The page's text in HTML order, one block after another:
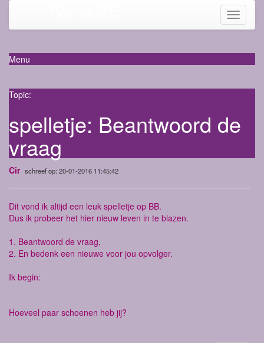
Toggle
Menu
Topic:
spelletje: Beantwoord de
vraag
Cir schreef op: 20-01-2016 11:45:42
Dit vond ik altijd een leuk spelletje op BB.
Dus ik probeer het hier nieuw leven in te blazen.
1. Beantwoord de vraag,
2. En bedenk een nieuwe voor jou opvolger.
Ik begin:
Hoeveel paar schoenen heb jij?